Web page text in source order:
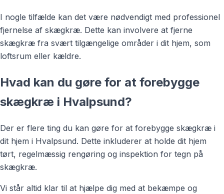
I nogle tilfælde kan det være nødvendigt med professionel
fjernelse af skægkræ. Dette kan involvere at fjerne
skægkræ fra svært tilgængelige områder i dit hjem, som
loftsrum eller kældre.
Hvad kan du gøre for at forebygge
skægkræ i Hvalpsund?
Der er flere ting du kan gøre for at forebygge skægkræ i
dit hjem i Hvalpsund. Dette inkluderer at holde dit hjem
tørt, regelmæssig rengøring og inspektion for tegn på
skægkræ.
Vi står altid klar til at hjælpe dig med at bekæmpe og